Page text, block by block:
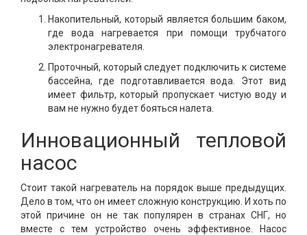
Накопительный, который является большим баком,
где вода нагревается при помощи трубчатого
электронагревателя.
Проточный, который следует подключить к системе
бассейна, где подготавливается вода. Этот вид
имеет фильтр, который пропускает чистую воду и
вам не нужно будет бояться налета.
Инновационный тепловой
насос
Стоит такой нагреватель на порядок выше предыдущих.
Дело в том, что он имеет сложную конструкцию. И хоть по
этой причине он не так популярен в странах СНГ, но
вместе с тем устройство очень эффективное. Насос